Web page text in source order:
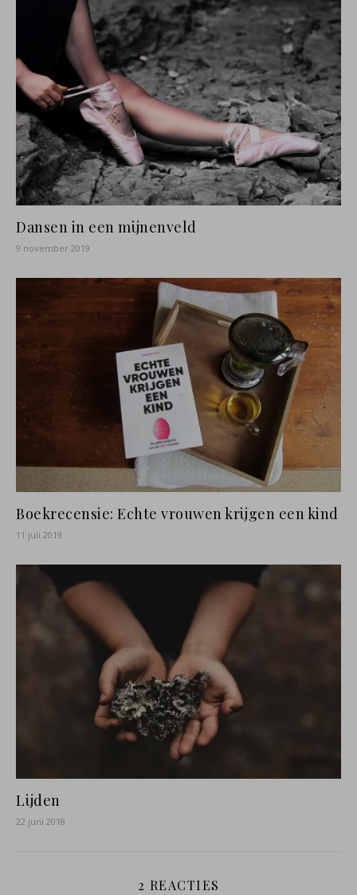
Dansen in een mijnenveld
9 november 2019
Boekrecensie: Echte vrouwen krijgen een kind
11 juli 2019
Lijden
22 juni 2018
2 REACTIES